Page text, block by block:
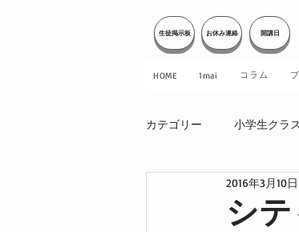
生徒掲示板 お休み連絡 開講日
HOME 1mai コラム
カテゴリー 小学生クラス
その他
シ
2016年3月10日